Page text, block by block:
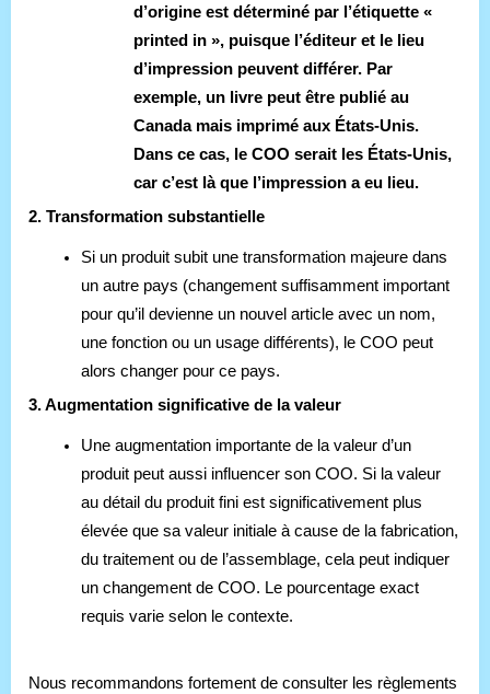
d’origine est déterminé par l’étiquette «
printed in », puisque l’éditeur et le lieu
d’impression peuvent différer. Par
exemple, un livre peut être publié au
Canada mais imprimé aux États-Unis.
Dans ce cas, le COO serait les États-Unis,
car c’est là que l’impression a eu lieu.
2. Transformation substantielle
Si un produit subit une transformation majeure dans
un autre pays (changement suffisamment important
pour qu’il devienne un nouvel article avec un nom,
une fonction ou un usage différents), le COO peut
alors changer pour ce pays.
3. Augmentation significative de la valeur
Une augmentation importante de la valeur d’un
produit peut aussi influencer son COO. Si la valeur
au détail du produit fini est significativement plus
élevée que sa valeur initiale à cause de la fabrication,
du traitement ou de l’assemblage, cela peut indiquer
un changement de COO. Le pourcentage exact
requis varie selon le contexte.
Nous recommandons fortement de consulter les règlements